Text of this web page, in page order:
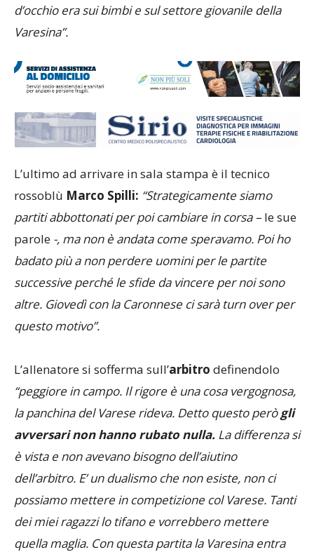
d’occhio era sui bimbi e sul settore giovanile della
Varesina”.
L’ultimo ad arrivare in sala stampa è il tecnico
rossoblù Marco Spilli: “Strategicamente siamo
partiti abbottonati per poi cambiare in corsa – le sue
parole -, ma non è andata come speravamo. Poi ho
badato più a non perdere uomini per le partite
successive perché le sfide da vincere per noi sono
altre. Giovedì con la Caronnese ci sarà turn over per
questo motivo”.
L’allenatore si sofferma sull’arbitro definendolo
“peggiore in campo. Il rigore è una cosa vergognosa,
la panchina del Varese rideva. Detto questo perògli
avversari non hanno rubato nulla. La differenza si
è vista e non avevano bisogno dell’aiutino
dell’arbitro. E’ un dualismo che non esiste, non ci
possiamo mettere in competizione col Varese. Tanti
dei miei ragazzi lo tifano e vorrebbero mettere
quella maglia. Con questa partita la Varesina entra